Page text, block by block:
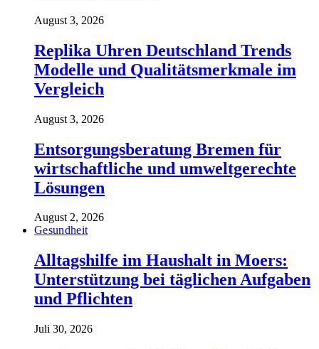
August 3, 2026
Replika Uhren Deutschland Trends
Modelle und Qualitätsmerkmale im
Vergleich
August 3, 2026
Entsorgungsberatung Bremen für
wirtschaftliche und umweltgerechte
Lösungen
August 2, 2026
Gesundheit
Alltagshilfe im Haushalt in Moers:
Unterstützung bei täglichen Aufgaben
und Pflichten
Juli 30, 2026